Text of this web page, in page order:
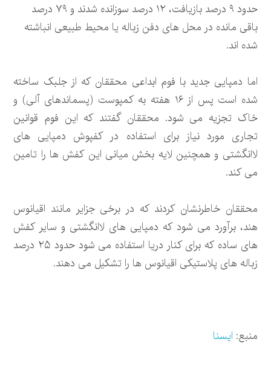
حدود ۹ درصد بازیافت، ۱۲ درصد سوزانده شدند و ۷۹ درصد
باقی مانده در محل های دفن زباله یا محیط طبیعی انباشته
شده اند.
اما دمپایی جدید با فوم ابداعی محققان که از جلبک ساخته
شده است پس از ۱۶ هفته به کمپوست (پسماندهای آلی) و
خاک تجزیه می شود. محققان گفتند که این فوم قوانین
تجاری مورد نیاز برای استفاده در کفپوش دمپایی های
لاانگشتی و همچنین لایه بخش میانی این کفش ها را تامین
می کند.
محققان خاطرنشان کردند که در برخی جزایر مانند اقیانوس
هند، برآورد می شود که دمپایی های لاانگشتی و سایر کفش
های ساده که برای کنار دریا استفاده می شود حدود ۲۵ درصد
زباله های پلاستیکی اقیانوس ها را تشکیل می دهند.
منبع: ایسنا